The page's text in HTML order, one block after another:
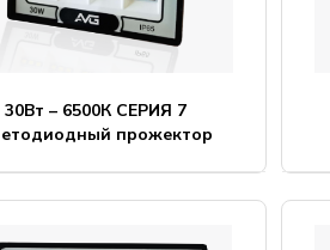
30Вт – 6500К СЕРИЯ 7
прожектор